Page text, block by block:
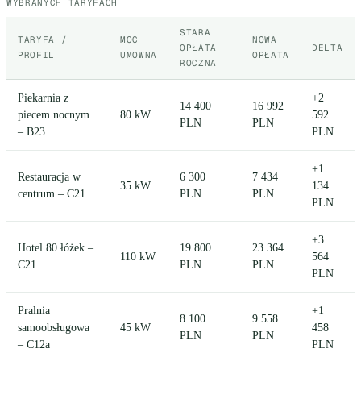
WYBRANYCH TARYFACH
TARYFA /
PROFIL
MOC
UMOWNA
STARA
OPŁATA
ROCZNA
NOWA
OPŁATA
DELTA
Piekarnia z
piecem nocnym
– B23
80 kW
14 400
PLN
16 992
PLN
+2
592
PLN
Restauracja w
centrum – C21
35 kW
6 300
PLN
7 434
PLN
+1
134
PLN
Hotel 80 łóżek –
C21
110 kW
19 800
PLN
23 364
PLN
+3
564
PLN
Pralnia
samoobsługowa
– C12a
45 kW
8 100
PLN
9 558
PLN
+1
458
PLN